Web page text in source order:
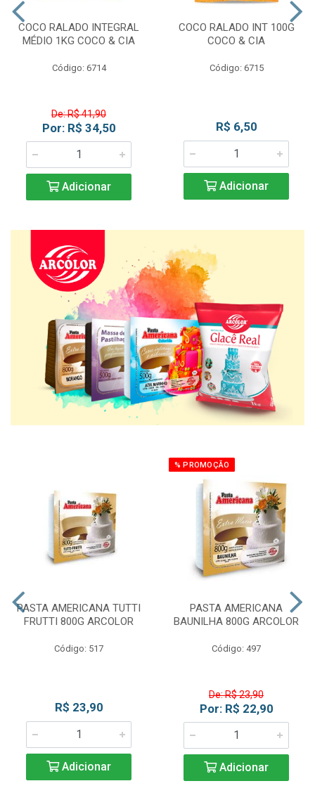
COCO RALADO INTEGRAL
MÉDIO 1KG COCO & CIA
Código: 6714
De: R$ 41,90
Por: R$ 34,50
Adicionar
COCO RALADO INT 100G
COCO & CIA
Código: 6715
R$ 6,50
Adicionar
PASTA AMERICANA TUTTI
FRUTTI 800G ARCOLOR
Código: 517
R$ 23,90
Adicionar
% PROMOÇÃO
PASTA AMERICANA
BAUNILHA 800G ARCOLOR
Código: 497
De: R$ 23,90
Por: R$ 22,90
Adicionar